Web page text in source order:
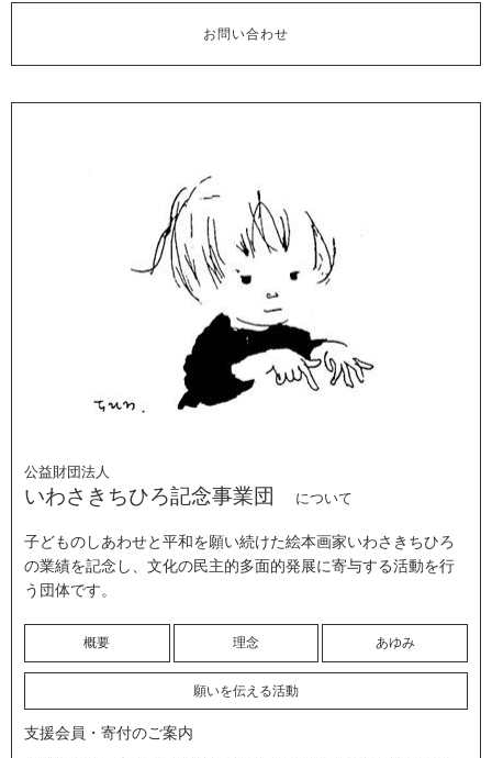
お問い合わせ
公益財団法人
いわさきちひろ記念事業団 について
子どものしあわせと平和を願い続けた絵本画家いわさきちひろ
の業績を記念し、文化の民主的多面的発展に寄与する活動を行
う団体です。
概要 理念 あゆみ
願いを伝える活動
支援会員・寄付のご案内